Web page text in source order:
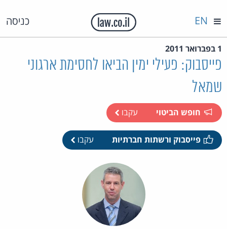
כניסה EN
1 בפברואר 2011
פייסבוק: פעילי ימין הביאו לחסימת ארגוני
שמאל
חופש הביטוי עקבו
פייסבוק ורשתות חברתיות עקבו